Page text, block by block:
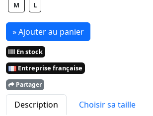
M L
» Ajouter au panier
En stock
Entreprise française
Partager
Description
Choisir sa taille